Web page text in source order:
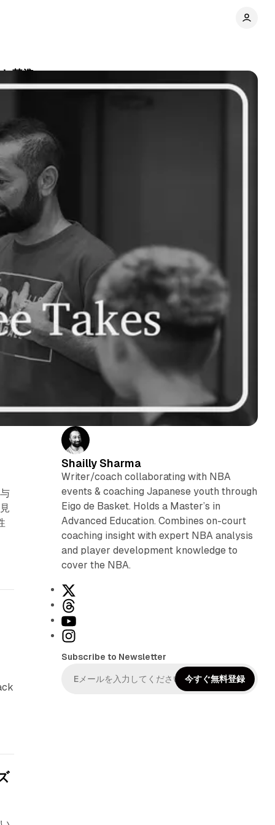
基準
Share
Shailly Sharma
Writer/coach collaborating with NBA
events & coaching Japanese youth through
Eigo de Basket. Holds a Master’s in
Advanced Education. Combines on-court
coaching insight with expert NBA analysis
and player development knowledge to
cover the NBA.
h
r
a
d
Y
o
T
u
I
t
Subscribe to Newsletter
今すぐ無料登録